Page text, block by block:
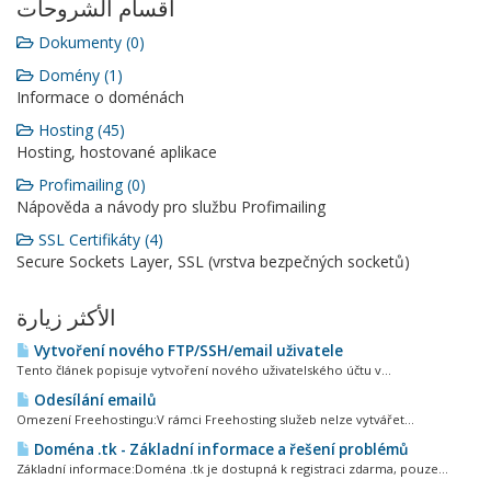
أقسام الشروحات
Dokumenty (0)
Domény (1)
Informace o doménách
Hosting (45)
Hosting, hostované aplikace
Profimailing (0)
Nápověda a návody pro službu Profimailing
SSL Certifikáty (4)
Secure Sockets Layer, SSL (vrstva bezpečných socketů)
الأكثر زيارة
Vytvoření nového FTP/SSH/email uživatele
Tento článek popisuje vytvoření nového uživatelského účtu v...
Odesílání emailů
Omezení Freehostingu:V rámci Freehosting služeb nelze vytvářet...
Doména .tk - Základní informace a řešení problémů
Základní informace:Doména .tk je dostupná k registraci zdarma, pouze...